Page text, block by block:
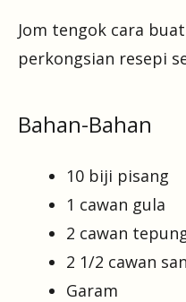
Jom tengok cara
perkongsian resepi
Bahan-Bahan
10 biji pisang
1 cawan gula
2 cawan
2 1/2 cawan
Garam